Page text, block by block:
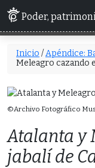
Poder,
Inicio /Apéndice:
Meleagro cazando
Atalanta y
jabalí de
©Archivo Fotográfico